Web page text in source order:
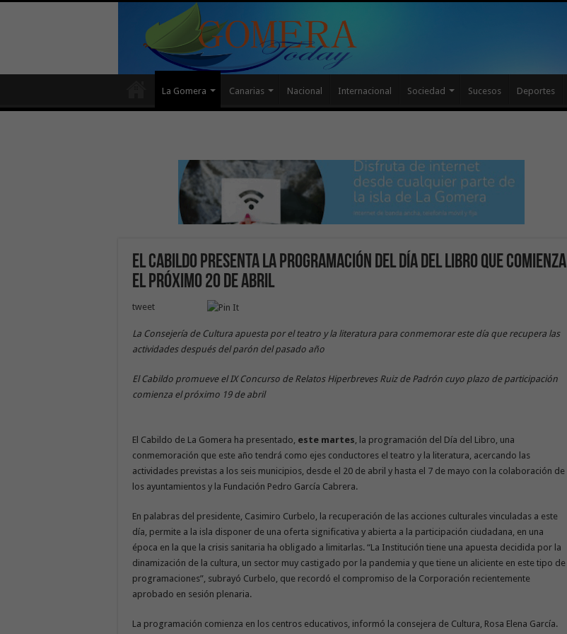
La Gomera Canarias Nacional Internacional Sociedad Sucesos Deportes
El Cabildo presenta la programación del Día del Libro que comienza
el próximo 20 de abril
tweet
La Consejería de Cultura apuesta por el teatro y la literatura para conmemorar este día que recupera las
actividades después del parón del pasado año
El Cabildo promueve el IX Concurso de Relatos Hiperbreves Ruiz de Padrón cuyo plazo de participación
comienza el próximo 19 de abril
El Cabildo de La Gomera ha presentado, este martes , la programación del Día del Libro, una
conmemoración que este año tendrá como ejes conductores el teatro y la literatura, acercando las
actividades previstas a los seis municipios, desde el 20 de abril y hasta el 7 de mayo con la colaboración de
los ayuntamientos y la Fundación Pedro García Cabrera.
En palabras del presidente, Casimiro Curbelo, la recuperación de las acciones culturales vinculadas a este
día, permite a la isla disponer de una oferta significativa y abierta a la participación ciudadana, en una
época en la que la crisis sanitaria ha obligado a limitarlas. “La Institución tiene una apuesta decidida por la
dinamización de la cultura, un sector muy castigado por la pandemia y que tiene un aliciente en este tipo de
programaciones”, subrayó Curbelo, que recordó el compromiso de la Corporación recientemente
aprobado en sesión plenaria.
La programación comienza en los centros educativos, informó la consejera de Cultura, Rosa Elena García.